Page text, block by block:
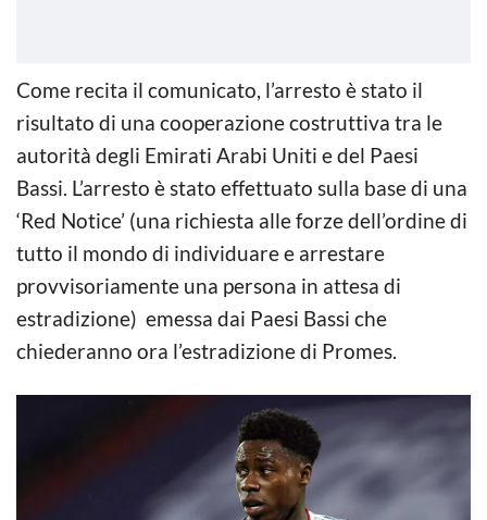
Come recita il comunicato, l’arresto è stato il
risultato di una cooperazione costruttiva tra le
autorità degli Emirati Arabi Uniti e del Paesi
Bassi. L’arresto è stato effettuato sulla base di una
‘Red Notice’ (una richiesta alle forze dell’ordine di
tutto il mondo di individuare e arrestare
provvisoriamente una persona in attesa di
estradizione) emessa dai Paesi Bassi che
chiederanno ora l’estradizione di Promes.